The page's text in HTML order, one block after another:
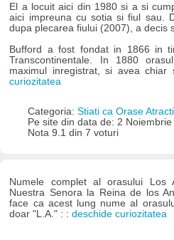
El a locuit aici din 1980 si a si
aici impreuna cu sotia si fiul sau.
dupa plecarea fiului (2007), a decis
Bufford a fost fondat in 1866 in
Transcontinentale. In 1880
maximul inregistrat, si avea
curiozitatea
Categoria: Stiati ca Orase
Pe site din data de: 2 Noiembrie
Nota 9.1 din 7 voturi
Numele complet al orasului Los
Nuestra Senora la Reina de los
face ca acest lung nume al
doar "L.A." : :deschide curiozitatea